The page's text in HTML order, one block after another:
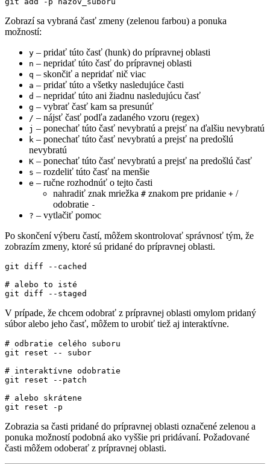
Zobrazí sa vybraná časť zmeny (zelenou farbou) a ponuka
možností:
y – pridať túto časť (hunk) do prípravnej oblasti
n – nepridať túto časť do prípravnej oblasti
q – skončiť a nepridať nič viac
a – pridať túto a všetky nasledujúce časti
d – nepridať túto ani žiadnu nasledujúcu časť
g – vybrať časť kam sa presunúť
/ – nájsť časť podľa zadaného vzoru (regex)
j – ponechať túto časť nevybratú a prejsť na ďalšiu nevybratú
k – ponechať túto časť nevybratú a prejsť na predošlú
nevybratú
K – ponechať túto časť nevybratú a prejsť na predošlú časť
s – rozdeliť túto časť na menšie
e – ručne rozhodnúť o tejto časti
nahradiť znak mriežka # znakom pre pridanie + /
odobratie -
? – vytlačiť pomoc
Po skončení výberu častí, môžem skontrolovať správnosť tým, že
zobrazím zmeny, ktoré sú pridané do prípravnej oblasti.
# alebo to isté
V prípade, že chcem odobrať z prípravnej oblasti omylom pridaný
súbor alebo jeho časť, môžem to urobiť tiež aj interaktívne.
# odbratie celého suboru
# interaktívne odobratie
# alebo skrátene
Zobrazia sa časti pridané do prípravnej oblasti označené zelenou a
ponuka možností podobná ako vyššie pri pridávaní. Požadované
časti môžem odoberať z prípravnej oblasti.